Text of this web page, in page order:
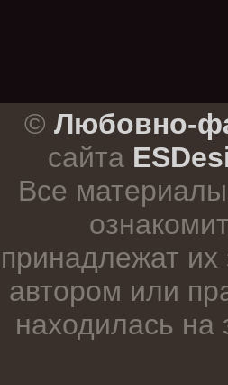
© Любовно-
сайта
Все
принадлежат
автором или
находилась на